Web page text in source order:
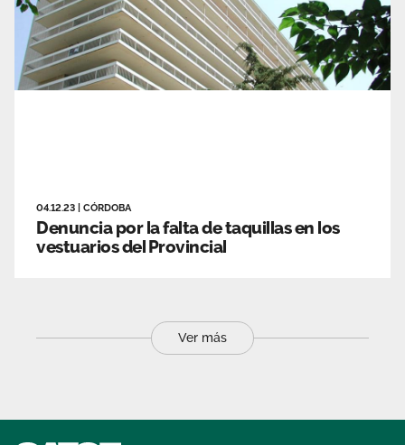
04.12.23 CÓRDOBA
Denuncia por la falta de taquillas en los
vestuarios del Provincial
Ver más